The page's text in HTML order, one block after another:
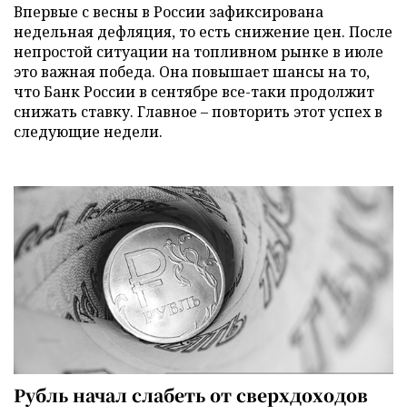
Впервые с весны в России зафиксирована
недельная дефляция, то есть снижение цен. После
непростой ситуации на топливном рынке в июле
это важная победа. Она повышает шансы на то,
что Банк России в сентябре все-таки продолжит
снижать ставку. Главное – повторить этот успех в
следующие недели.
Рубль начал слабеть от сверхдоходов